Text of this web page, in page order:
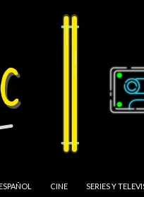
CINE SERIES Y